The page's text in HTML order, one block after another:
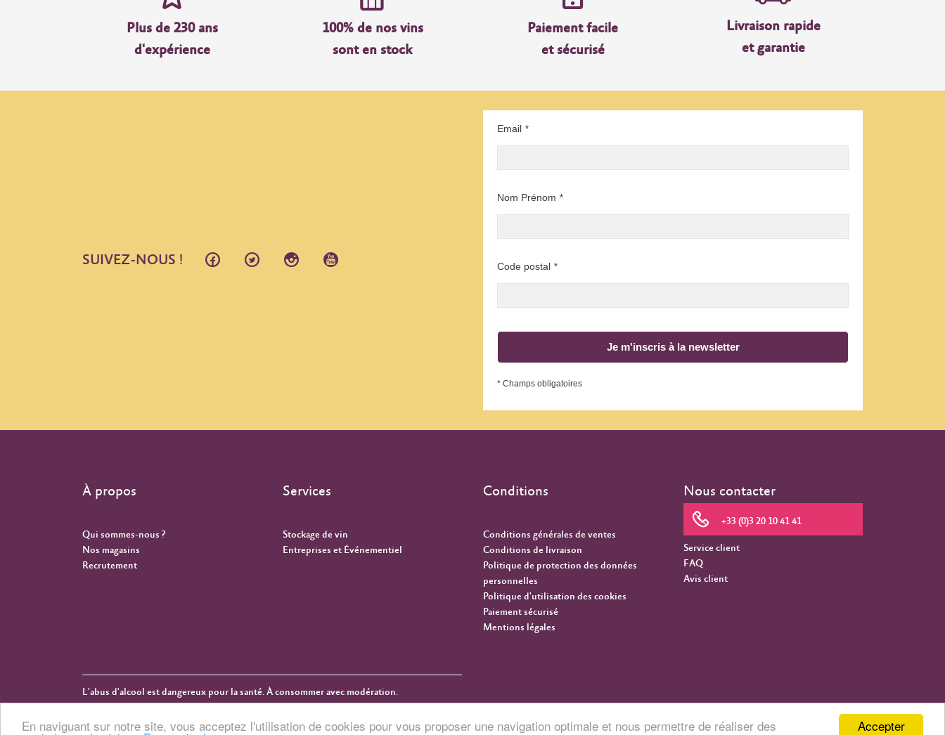
Accepter
En naviguant sur notre site, vous acceptez l'utilisation de cookies pour vous proposer une navigation optimale et nous permettre de réaliser des
Plus de 230 ans
d'expérience
100% de nos vins
sont en stock
Paiement facile
et sécurisé
Livraison rapide
et garantie
SUIVEZ-NOUS !
Email *
Nom Prénom *
Code postal *
Je m'inscris à la newsletter
* Champs obligatoires
À propos
Qui sommes-nous ?
Nos magasins
Recrutement
Services
Stockage de vin
Entreprises et Événementiel
Conditions
Conditions générales de ventes
Conditions de livraison
Politique de protection des données
personnelles
Politique d'utilisation des cookies
Paiement sécurisé
Mentions légales
Nous contacter
+33 (0)3 20 10 41 41
Service client
FAQ
Avis client
L'abus d'alcool est dangereux pour la santé. À consommer avec modération.